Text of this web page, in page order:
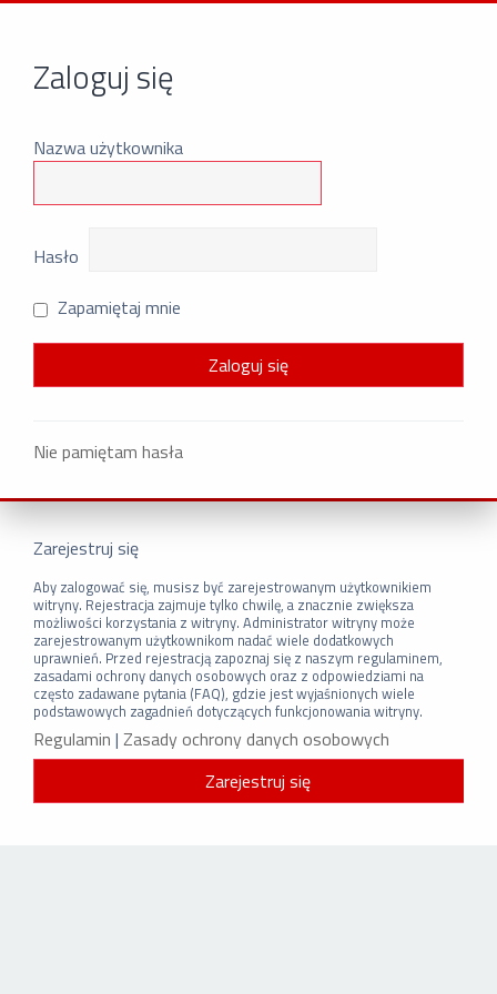
Zaloguj się
Nazwa użytkownika
Hasło
Zapamiętaj mnie
Nie pamiętam hasła
Zarejestruj się
Aby zalogować się, musisz być zarejestrowanym użytkownikiem
witryny. Rejestracja zajmuje tylko chwilę, a znacznie zwiększa
możliwości korzystania z witryny. Administrator witryny może
zarejestrowanym użytkownikom nadać wiele dodatkowych
uprawnień. Przed rejestracją zapoznaj się z naszym regulaminem,
zasadami ochrony danych osobowych oraz z odpowiedziami na
często zadawane pytania (FAQ), gdzie jest wyjaśnionych wiele
podstawowych zagadnień dotyczących funkcjonowania witryny.
Regulamin | Zasady ochrony danych osobowych
Zarejestruj się